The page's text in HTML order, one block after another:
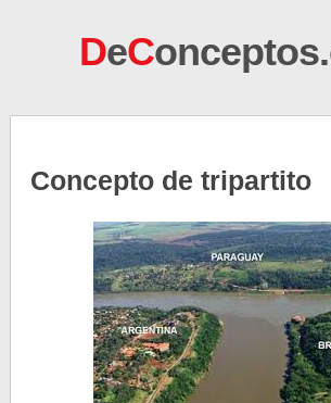
DeC
Concepto de tripartito